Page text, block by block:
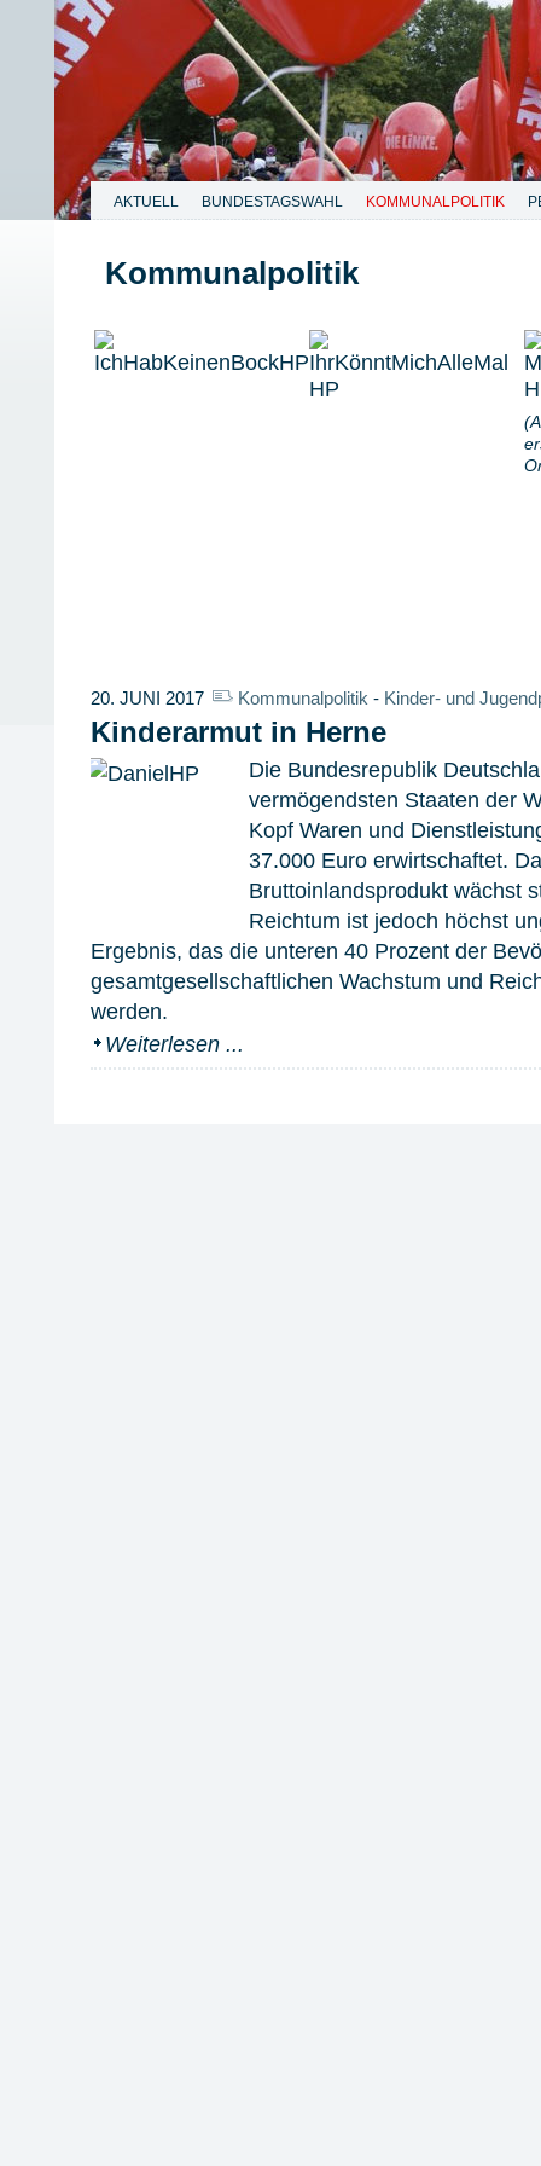
AKTUELL BUNDESTAGSWAHL KOMMUNALPOLITIK
Kommunalpolitik
20. JUNI 2017 Kommunalpolitik - Kinder- und
Kinderarmut in Herne
Die Bundesrepublik
vermögendsten Staaten der
Kopf Waren und
37.000 Euro erwirtschaftet.
Bruttoinlandsprodukt wächst
Reichtum ist jedoch höchst
Ergebnis, das die unteren 40 Prozent der
gesamtgesellschaftlichen Wachstum und
werden.
Weiterlesen ...